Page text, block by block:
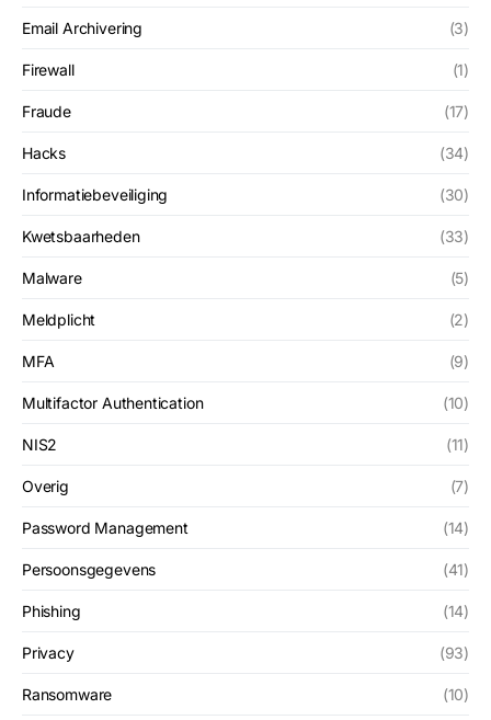
Email Archivering (3)
Firewall (1)
Fraude (17)
Hacks (34)
Informatiebeveiliging (30)
Kwetsbaarheden (33)
Malware (5)
Meldplicht (2)
MFA (9)
Multifactor Authentication (10)
NIS2 (11)
Overig (7)
Password Management (14)
Persoonsgegevens (41)
Phishing (14)
Privacy (93)
Ransomware (10)